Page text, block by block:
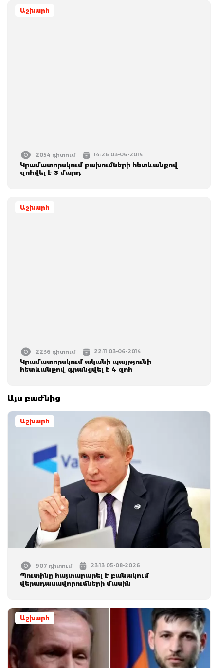
Աշխարհ
2054 դիտում 14:26 03-06-2014
Կրամատորսկում բախումների հետևանքով
զոհվել է 3 մարդ
Աշխարհ
2236 դիտում 22:11 03-06-2014
Կրամատորսկում ականի պայթյունի
հետևանքով գրանցվել է 4 զոհ
Այս բաժնից
Աշխարհ
907 դիտում 23:13 05-08-2026
Պուտինը հայտարարել է բանակում
վերադասավորումների մասին
Աշխարհ